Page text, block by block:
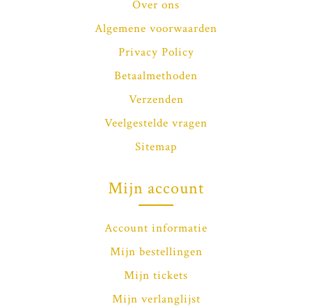
Over ons
Algemene voorwaarden
Privacy Policy
Betaalmethoden
Verzenden
Veelgestelde vragen
Sitemap
Mijn account
Account informatie
Mijn bestellingen
Mijn tickets
Mijn verlanglijst